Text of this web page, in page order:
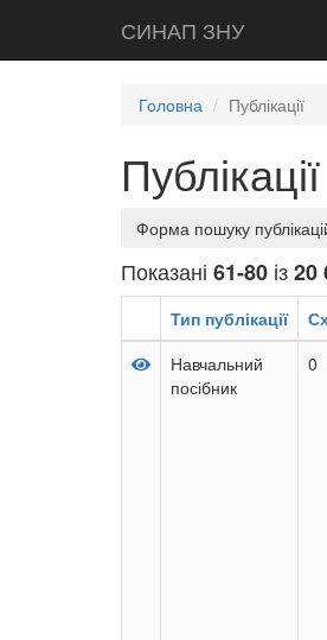
СИНАП ЗНУ
Головна Публікації
Публікації
Форма пошуку
Показані 61-80 із20
Тип публікації
Навчальний
посібник
0